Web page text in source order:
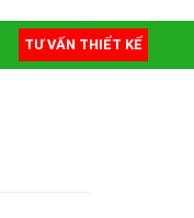
TƯ VẤN THIẾT KẾ